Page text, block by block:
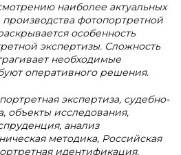
наиболее актуальных
фотопортретной
особенность
экспертизы. Сложность
необходимые
оперативного решения.
экспертиза, судебно-
объекты исследования,
анализ
методика, Российская
идентификация.